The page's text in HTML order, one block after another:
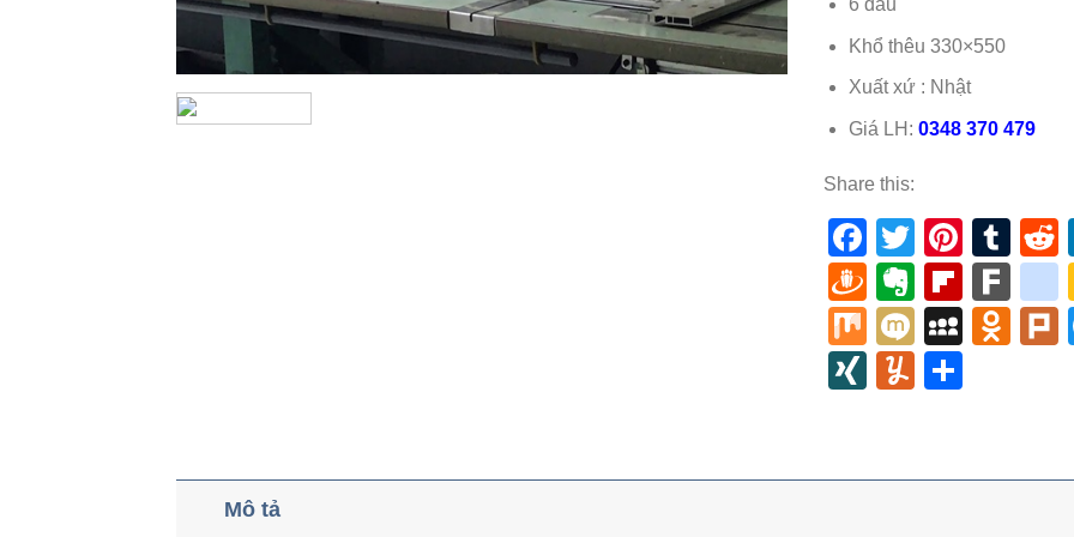
6 đầu
Khổ thêu 330×550
Xuất xứ : Nhật
Giá LH: 0348 370 479
Share this:
Facebook
Twitter
Draugiem
Evernote
MixMixi
XINGYummly
Mô tả